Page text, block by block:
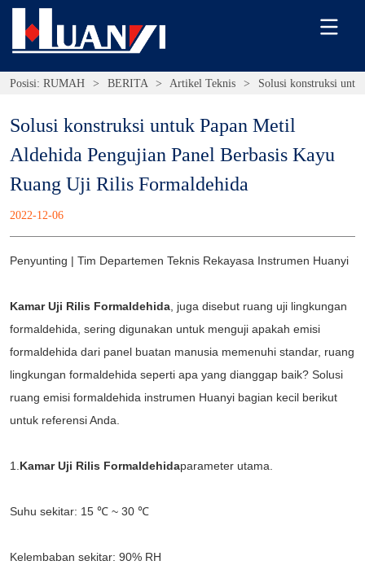
Posisi: RUMAH > BERITA > Artikel Teknis > Solusi konstruksi
Solusi konstruksi untuk Papan Metil
Aldehida Pengujian Panel Berbasis Kayu
Ruang Uji Rilis Formaldehida
2022-12-06